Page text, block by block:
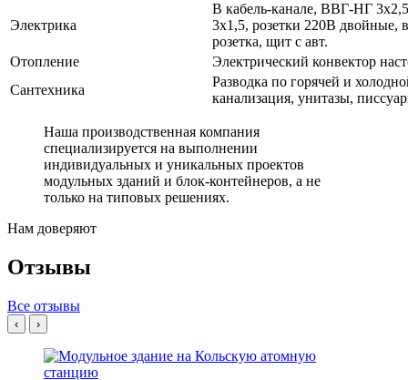
Электрика
В кабель-канале, ВВГ-НГ
3х1,5, розетки 220В двойные,
розетка, щит с авт.
Отопление
Электрический конвектор
Сантехника
Разводка по горячей и
канализация, унитазы,
Наша производственная компания
специализируется на выполнении
индивидуальных и уникальных проектов
модульных зданий и блок-контейнеров, а не
только на типовых решениях.
Нам доверяют
Отзывы
Все отзывы
‹ ›